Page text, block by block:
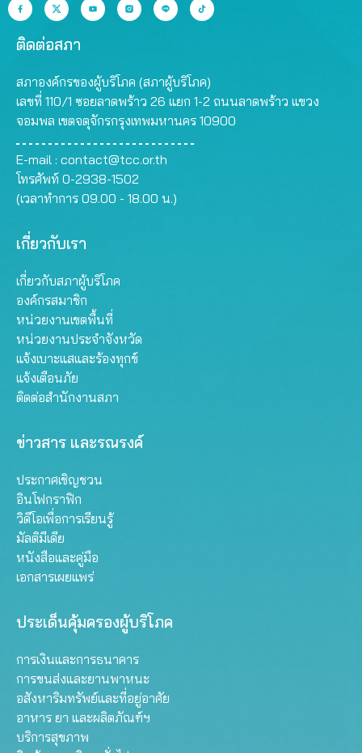
ติดต่อสภา
สภาองค์กรของผู้บริโภค (สภาผู้บริโภค)
เลขที่ 110/1 ซอยลาดพร้าว 26 แยก 1-2 ถนนลาดพร้าว แขวง
จอมพล เขตจตุจักรกรุงเทพมหานคร 10900
E-mail : contact@tcc.or.th
โทรศัพท์ 0-2938-1502
(เวลาทำการ 09.00 - 18.00 น.)
เกี่ยวกับเรา
เกี่ยวกับสภาผู้บริโภค
องค์กรสมาชิก
หน่วยงานเขตพื้นที่
หน่วยงานประจำจังหวัด
แจ้งเบาะแสและร้องทุกข์
แจ้งเตือนภัย
ติดต่อสำนักงานสภา
ข่าวสาร และรณรงค์
ประกาศเชิญชวน
อินโฟกราฟิก
วิดีโอเพื่อการเรียนรู้
มัลติมีเดีย
หนังสือและคู่มือ
เอกสารเผยแพร่
ประเด็นคุ้มครองผู้บริโภค
การเงินและการธนาคาร
การขนส่งและยานพาหนะ
อสังหาริมทรัพย์และที่อยู่อาศัย
อาหาร ยา และผลิตภัณฑ์ฯ
บริการสุขภาพ